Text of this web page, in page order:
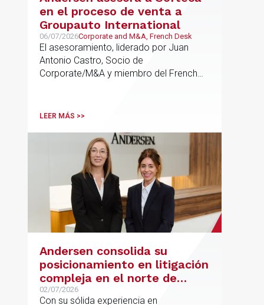
en el proceso de venta a
Groupauto International
06/07/2026Corporate and M&A, French Desk
El asesoramiento, liderado por Juan
Antonio Castro, Socio de
Corporate/M&A y miembro del French
españolas que combinan los sectores
LEER MÁS >>
Andersen consolida su
posicionamiento en litigación
compleja en el norte de
España con la incorporación
02/07/2026
Con su sólida experiencia en